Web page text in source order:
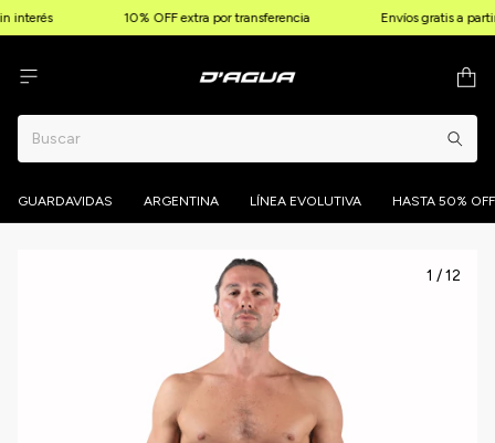
interés 10% OFF extra por transferencia Envíos gratis a
GUARDAVIDAS ARGENTINA LÍNEA EVOLUTIVA HASTA 50% OFF
1 /12